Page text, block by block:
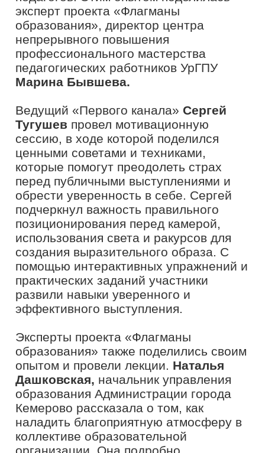
Комплексный подход к решению
проблемы кадрового дефицита в
педагогических профессиях
представила команда победителей
конкурса «Флагманы образования» из
Санкт-Петербургской школы № 253 им.
капитана 1-го ранга П.И.Державина –
директорНадежда Фурсова
Бавина и педагог-организатор
Константин Безбородов
Интерактивный мастер-класс по
эффективному общению провела
заместитель директора школы № 50
имени Нины Фурсовой города
КраснодараЛариса Анохина.Эксперт
отметила типичные ошибки и помехи
эффективных коммуникаций, а также
привела лучшие техники и примеры
делового общения.
Федеральная экспертная сеть
«Созвездие Флагманов образования» –
это профессиональное экспертное
сообщество, объединяющее 189
победителей и финалистов конкурса
для управленцев в сфере образования
и педагогов из 46 субъектов
развития экспертного потенциала его
участников. Эксперты сообщества
участвуют в проектировании и
реализации региональных и
федеральных проектов по следующим
профессиональным направлениям:
государственная политика, экономика
и финансирование, проектная
деятельность, лидерство и
командообразование, управление на
основе данных.